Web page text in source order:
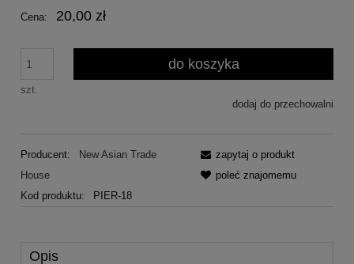
Cena: 20,00 zł
szt.
do koszyka
dodaj do przechowalni
Producent:
New Asian Trade
House
Kod produktu:
PIER-18
zapytaj o produkt
poleć znajomemu
Opis